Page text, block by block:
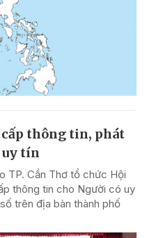
cấp thông tin, phát
uy tín
TP. Cần Thơ tổ chức Hội
thông tin cho Người có uy
trên địa bàn thành phố